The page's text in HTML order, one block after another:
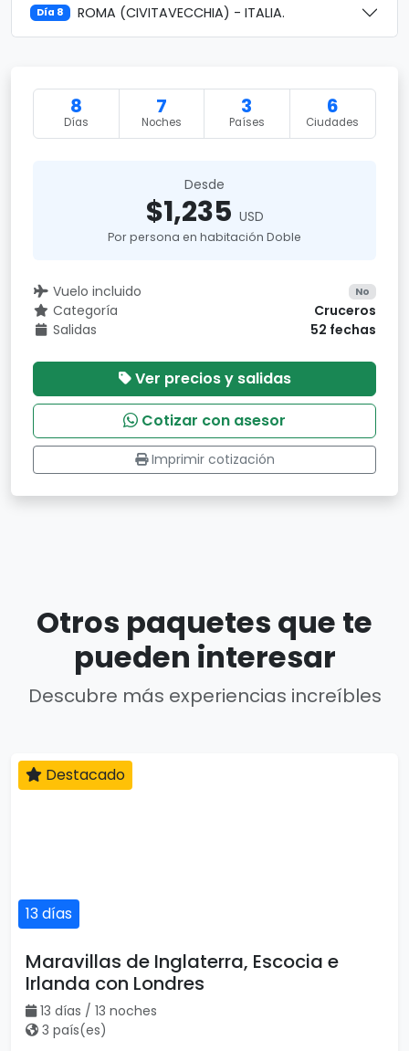
Día 8 ROMA (CIVITAVECCHIA) - ITALIA.
8
Días
7
Noches
3
Países
6
Ciudades
Desde
$1,235 USD
Por persona en habitación Doble
Vuelo incluido No
Categoría
Cruceros
Salidas
52 fechas
Ver precios y salidas
Cotizar con asesor
Imprimir cotización
Otros paquetes que te
pueden interesar
Descubre más experiencias increíbles
13 días
Destacado
Maravillas de Inglaterra, Escocia e
Irlanda con Londres
13 días / 13 noches
3 país(es)